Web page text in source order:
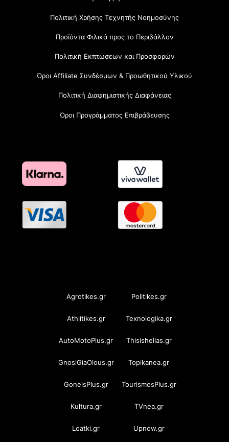
Πολιτική Χρήσης Τεχνητής Νοημοσύνης
Προϊόντα Φιλικά προς το Περιβάλλον
Πολιτική Εκπτώσεων και Προσφορών
Όροι Affiliate Συνδέσμων & Προωθητικού Υλικού
Πολιτική Διαφημιστικής Διαφάνειας
Όροι Προγράμματος Επιβράβευσης
Agrotikes.gr Politikes.gr
Athlitikes.gr Texnologika.gr
AutoMotoPlus.gr Thisishellas.gr
GnosiGiaOlous.gr Topikanea.gr
GoneisPlus.gr TourismosPlus.gr
Kultura.gr TVnea.gr
Loatki.gr Upnow.gr